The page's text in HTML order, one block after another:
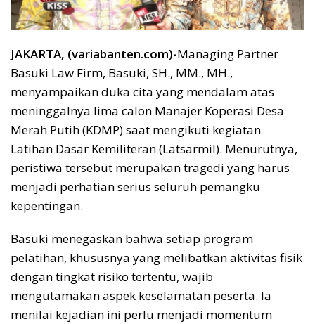
JAKARTA, (variabanten.com)-Managing Partner
Basuki Law Firm, Basuki, SH., MM., MH.,
menyampaikan duka cita yang mendalam atas
meninggalnya lima calon Manajer Koperasi Desa
Merah Putih (KDMP) saat mengikuti kegiatan
Latihan Dasar Kemiliteran (Latsarmil). Menurutnya,
peristiwa tersebut merupakan tragedi yang harus
menjadi perhatian serius seluruh pemangku
kepentingan.
Basuki menegaskan bahwa setiap program
pelatihan, khususnya yang melibatkan aktivitas fisik
dengan tingkat risiko tertentu, wajib
mengutamakan aspek keselamatan peserta. Ia
menilai kejadian ini perlu menjadi momentum